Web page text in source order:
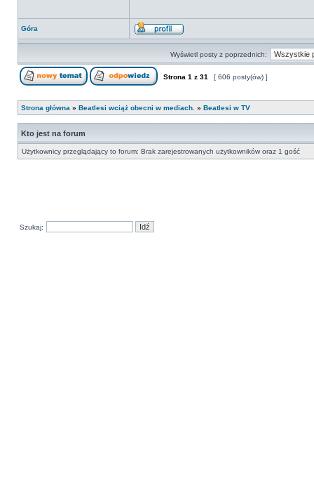
Góra
Wyświetl posty z poprzednich:
Strona 1 z 31 [ 606 posty(ów) ]
Strona główna » Beatlesi wciąż obecni w mediach. » Beatlesi w TV
Kto jest na forum
Użytkownicy przeglądający to forum: Brak zarejestrowanych użytkowników oraz 1 gość
Szukaj: